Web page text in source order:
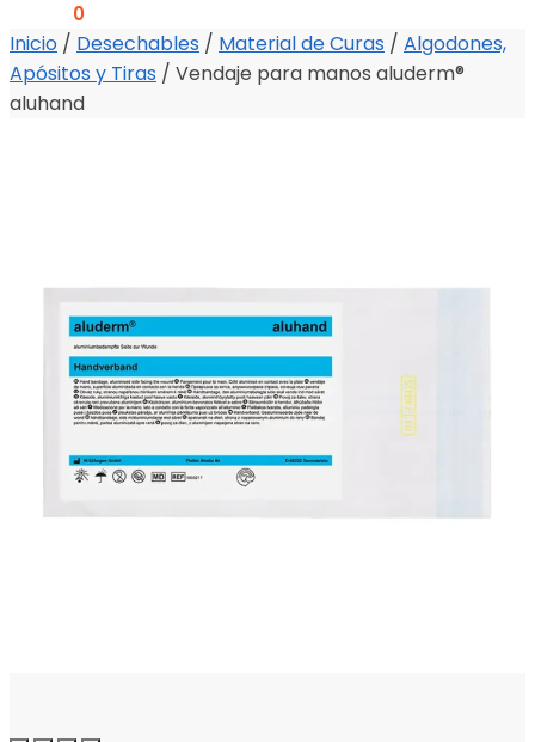
0
Inicio / Desechables / Material de Curas / Algodones,
Apósitos y Tiras / Vendaje para manos aluderm®
aluhand